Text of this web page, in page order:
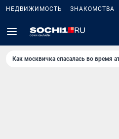
НЕДВИЖИМОСТЬ ЗНАКОМСТВА
Как москвичка спасалась во время